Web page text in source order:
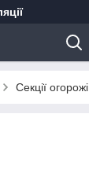
Секції огорожі